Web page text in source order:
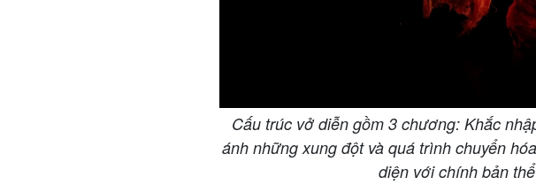
Cấu trúc vở diễn gồm 3 chương: Khắc
ánh những xung đột và quá trình chuyển
diện với chính bản